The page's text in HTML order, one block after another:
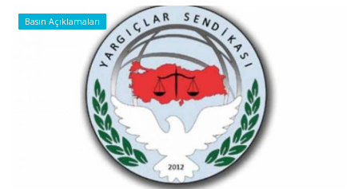
Basın Açıklamaları